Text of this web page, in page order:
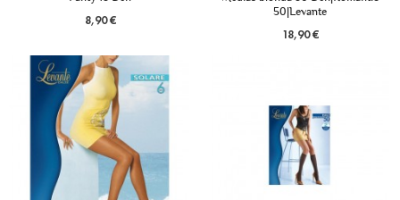
8,90 €
50|Levante
18,90 €